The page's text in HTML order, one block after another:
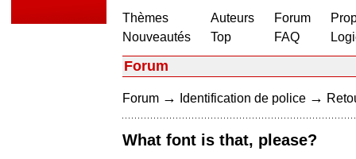
Thèmes
Nouveautés
Auteurs
Top
Forum
FAQ
Forum
Forum → Identification de police →
What font is that, please?